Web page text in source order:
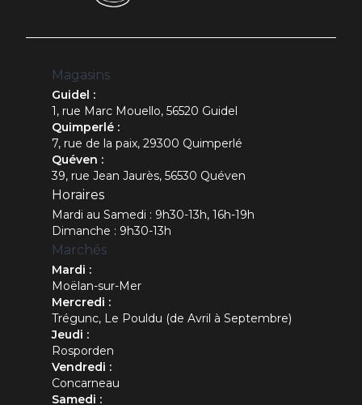
Magasins
Guidel :
1, rue Marc Mouello, 56520 Guidel
Quimperlé :
7, rue de la paix, 29300 Quimperlé
Quéven :
39, rue Jean Jaurès, 56530 Quéven
Horaires
Mardi au Samedi : 9h30-13h, 16h-19h
Dimanche : 9h30-13h
Marchés
Mardi :
Moëlan-sur-Mer
Mercredi :
Trégunc, Le Pouldu (de Avril à Septembre)
Jeudi :
Rosporden
Vendredi :
Concarneau
Samedi :